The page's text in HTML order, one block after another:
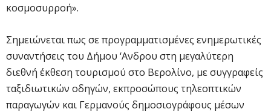
κοσμοσυρροή».
Σημειώνεται πως σε προγραμματισμένες ενημερωτικές
συναντήσεις του Δήμου ‘Ανδρου στη μεγαλύτερη
διεθνή έκθεση τουρισμού στο Βερολίνο, με συγγραφείς
ταξιδιωτικών οδηγών, εκπροσώπους τηλεοπτικών
παραγωγών και Γερμανούς δημοσιογράφους μέσων